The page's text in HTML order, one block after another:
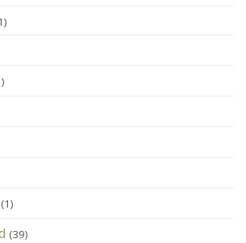
(1)
(39)